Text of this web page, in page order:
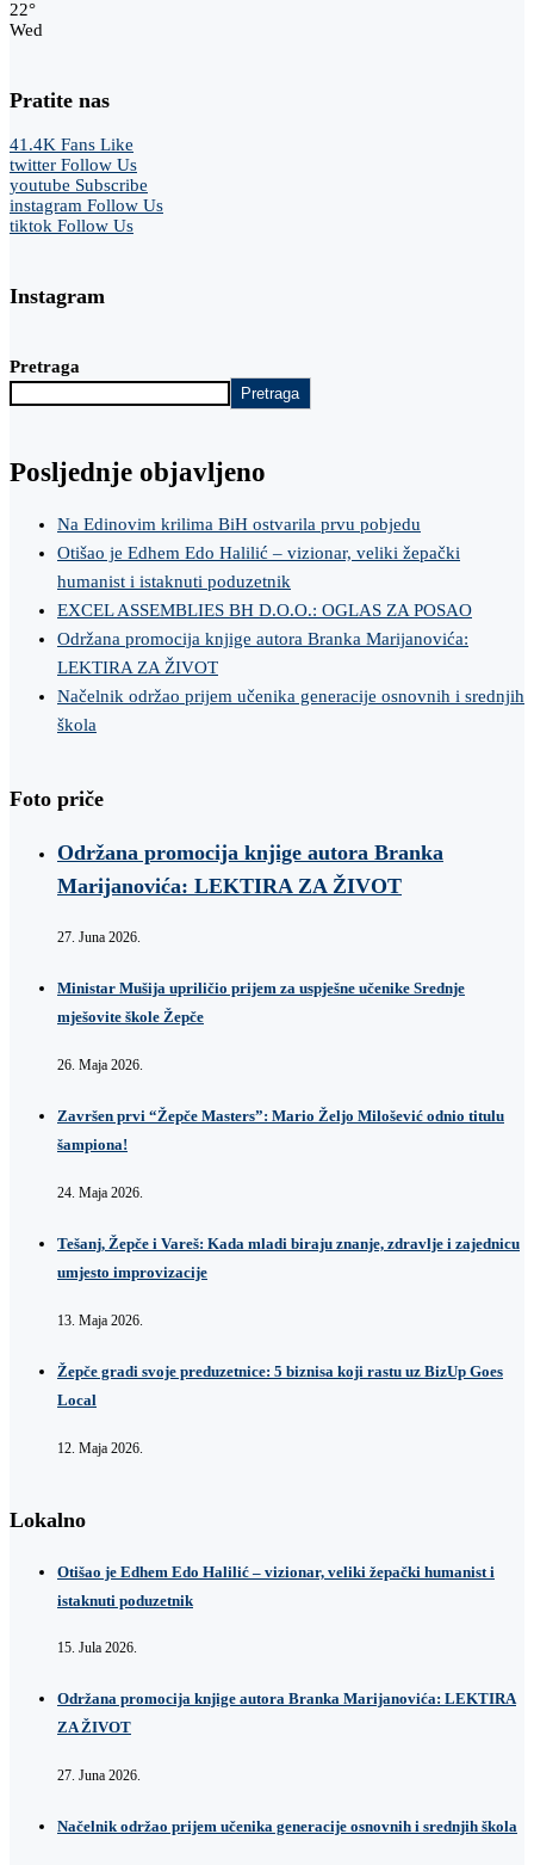
22°
Wed
Pratite nas
41.4K Fans Like
twitter Follow Us
youtube Subscribe
instagram Follow Us
tiktok Follow Us
Instagram
Pretraga
Pretraga
Posljednje objavljeno
Na Edinovim krilima BiH ostvarila prvu pobjedu
Otišao je Edhem Edo Halilić – vizionar, veliki žepački
humanist i istaknuti poduzetnik
EXCEL ASSEMBLIES BH D.O.O.: OGLAS ZA POSAO
Održana promocija knjige autora Branka Marijanovića:
LEKTIRA ZA ŽIVOT
Načelnik održao prijem učenika generacije osnovnih i srednjih
škola
Foto priče
Održana promocija knjige autora Branka
Marijanovića: LEKTIRA ZA ŽIVOT
27. Juna 2026.
Ministar Mušija upriličio prijem za uspješne učenike Srednje
mješovite škole Žepče
26. Maja 2026.
Završen prvi “Žepče Masters”: Mario Željo Milošević odnio titulu
šampiona!
24. Maja 2026.
Tešanj, Žepče i Vareš: Kada mladi biraju znanje, zdravlje i zajednicu
umjesto improvizacije
13. Maja 2026.
Žepče gradi svoje preduzetnice: 5 biznisa koji rastu uz BizUp Goes
Local
12. Maja 2026.
Lokalno
Otišao je Edhem Edo Halilić – vizionar, veliki žepački humanist i
istaknuti poduzetnik
15. Jula 2026.
Održana promocija knjige autora Branka Marijanovića: LEKTIRA
ZA ŽIVOT
27. Juna 2026.
Načelnik održao prijem učenika generacije osnovnih i srednjih škola